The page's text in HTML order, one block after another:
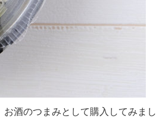
お酒のつまみとして購入してみまし